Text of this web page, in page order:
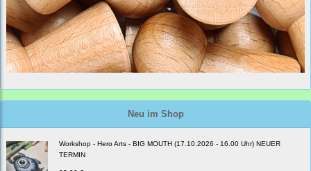
Neu im Shop
Workshop - Hero Arts - BIG MOUTH (17.10.2026 - 16.00 Uhr) NEUER
TERMIN